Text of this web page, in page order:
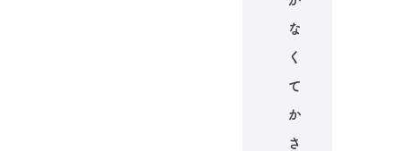
な
く
て
か
さ